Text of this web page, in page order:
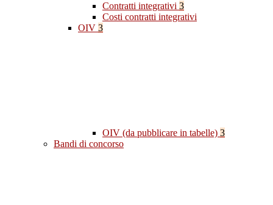
Contratti integrativi 3
Costi contratti integrativi
OIV 3
OIV (da pubblicare in tabelle) 3
Bandi di concorso